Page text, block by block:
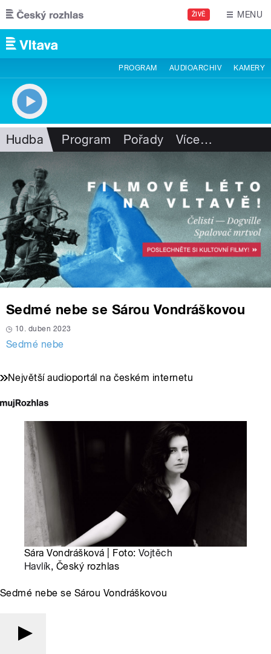
Přejít k hlavnímu obsahu
ŽIVĚ MENU
PROGRAM AUDIOARCHIV KAMERY
Hudba Program Pořady Více…
Sedmé nebe se Sárou Vondráškovou
10. duben 2023
Sedmé nebe
Největší audioportál na českém internetu
Sára Vondrášková | Foto: Vojtěch
Havlík, Český rozhlas
Sedmé nebe se Sárou Vondráškovou